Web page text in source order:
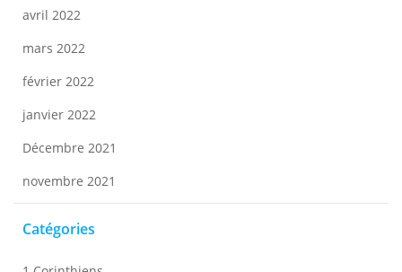
avril 2022
mars 2022
février 2022
janvier 2022
Décembre 2021
novembre 2021
Catégories